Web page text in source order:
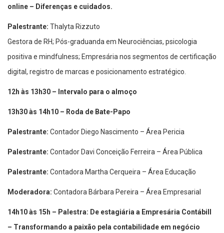
online – Diferenças e cuidados.
Palestrante: Thalyta Rizzuto
Gestora de RH; Pós-graduanda em Neurociências, psicologia
positiva e mindfulness; Empresária nos segmentos de certificação
digital, registro de marcas e posicionamento estratégico.
12h às 13h30 – Intervalo para o almoço
13h30 às 14h10 – Roda de Bate-Papo
Palestrante: Contador Diego Nascimento – Área Pericia
Palestrante: Contador Davi Conceição Ferreira – Área Pública
Palestrante: Contadora Martha Cerqueira – Área Educação
Moderadora: Contadora Bárbara Pereira – Área Empresarial
14h10 às 15h – Palestra: De estagiária a Empresária Contábill
– Transformando a paixão pela contabilidade em negócio